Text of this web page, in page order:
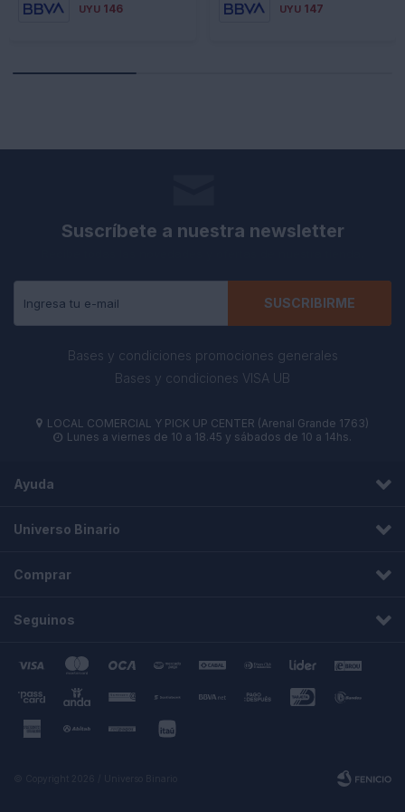
UYU 146 UYU 147
Suscríbete a nuestra newsletter
SUSCRIBIRME
Bases y condiciones promociones generales
Bases y condiciones VISA UB
 LOCAL COMERCIAL Y PICK UP CENTER (Arenal Grande 1763)
 Lunes a viernes de 10 a 18.45 y sábados de 10 a 14hs.
Ayuda
Universo Binario
Comprar
Seguinos